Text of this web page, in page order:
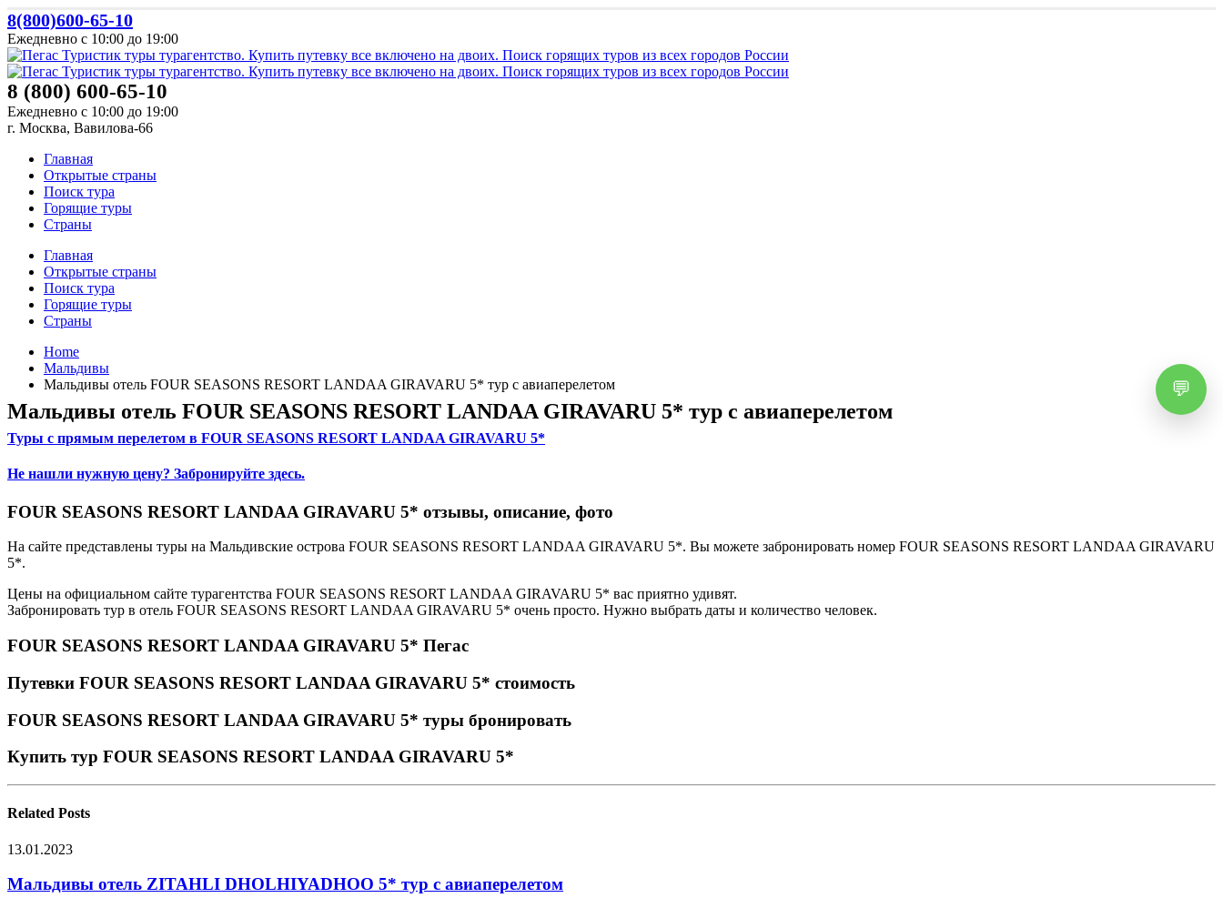
8(800)600-65-10
Ежедневно с 10:00 до 19:00
8 (800) 600-65-10
Ежедневно с 10:00 до 19:00
г. Москва, Вавилова-66
Главная
Открытые страны
Поиск тура
Горящие туры
Страны
Главная
Открытые страны
Поиск тура
Горящие туры
Страны
Home
Мальдивы
Мальдивы отель FOUR SEASONS RESORT LANDAA GIRAVARU 5* тур с авиаперелетом
Мальдивы отель FOUR SEASONS RESORT LANDAA GIRAVARU 5* тур с авиаперелетом
Туры с прямым перелетом в FOUR SEASONS RESORT LANDAA GIRAVARU 5*
Не нашли нужную цену? Забронируйте здесь.
FOUR SEASONS RESORT LANDAA GIRAVARU 5* отзывы, описание, фото
На сайте представлены туры на Мальдивские острова FOUR SEASONS RESORT LANDAA GIRAVARU 5*. Вы можете забронировать номер FOUR SEASONS RESORT LANDAA GIRAVARU
5*.
Цены на официальном сайте турагентства FOUR SEASONS RESORT LANDAA GIRAVARU 5* вас приятно удивят.
Забронировать тур в отель FOUR SEASONS RESORT LANDAA GIRAVARU 5* очень просто. Нужно выбрать даты и количество человек.
FOUR SEASONS RESORT LANDAA GIRAVARU 5* Пегас
Путевки FOUR SEASONS RESORT LANDAA GIRAVARU 5* стоимость
FOUR SEASONS RESORT LANDAA GIRAVARU 5* туры бронировать
Купить тур FOUR SEASONS RESORT LANDAA GIRAVARU 5*
Related Posts
13.01.2023
Мальдивы отель ZITAHLI DHOLHIYADHOO 5* тур с авиаперелетом